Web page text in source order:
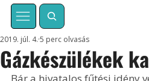
Gázkészülékek
2019. júl. 4. 5 perc olvasás